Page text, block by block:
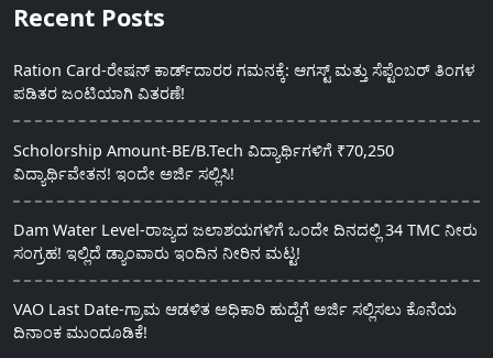
Recent Posts
Ration Card-ರೇಷನ್ ಕಾರ್ಡ್‍ದಾರರ ಗಮನಕ್ಕೆ: ಆಗಸ್ಟ್ ಮತ್ತು ಸೆಪ್ಟೆಂಬರ್ ತಿಂಗಳ
ಪಡಿತರ ಜಂಟಿಯಾಗಿ ವಿತರಣೆ!
Scholorship Amount-BE/B.Tech ವಿದ್ಯಾರ್ಥಿಗಳಿಗೆ ₹70,250
ವಿದ್ಯಾರ್ಥಿವೇತನ! ಇಂದೇ ಅರ್ಜಿ ಸಲ್ಲಿಸಿ!
Dam Water Level-ರಾಜ್ಯದ ಜಲಾಶಯಗಳಿಗೆ ಒಂದೇ ದಿನದಲ್ಲಿ 34 TMC ನೀರು
ಸಂಗ್ರಹ! ಇಲ್ಲಿದೆ ಡ್ಯಾಂವಾರು ಇಂದಿನ ನೀರಿನ ಮಟ್ಟ!
VAO Last Date-ಗ್ರಾಮ ಆಡಳಿತ ಅಧಿಕಾರಿ ಹುದ್ದೆಗೆ ಅರ್ಜಿ ಸಲ್ಲಿಸಲು ಕೊನೆಯ
ದಿನಾಂಕ ಮುಂದೂಡಿಕೆ!